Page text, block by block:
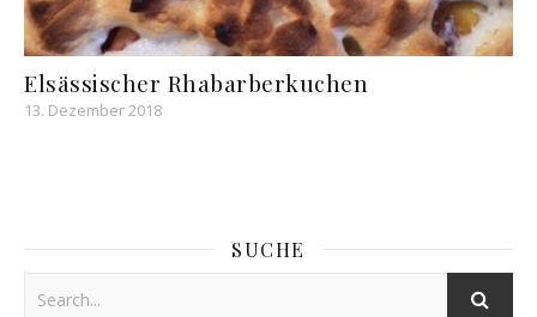
Elsässischer Rhabarberkuchen
13. Dezember 2018
SUCHE